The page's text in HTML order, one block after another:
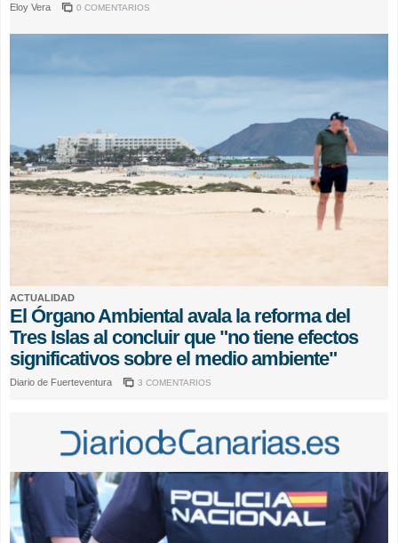
Eloy Vera 0 COMENTARIOS
ACTUALIDAD
El Órgano Ambiental avala la reforma del
Tres Islas al concluir que "no tiene efectos
significativos sobre el medio ambiente"
Diario de Fuerteventura 3 COMENTARIOS